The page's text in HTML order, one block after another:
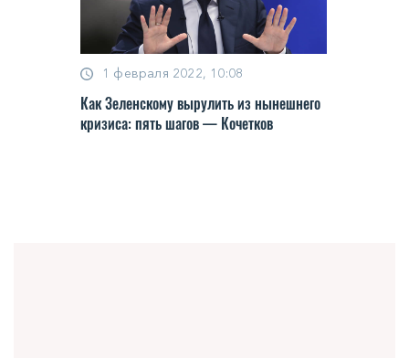
1 февраля 2022, 10:08
Как Зеленскому вырулить из нынешнего
кризиса: пять шагов — Кочетков